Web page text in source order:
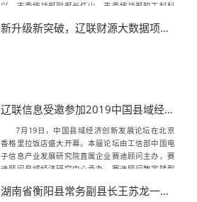
兴，市委统战部副部长任山，市委统战部知工科科
宋恩军，市新联会常务副会长王春菲，辽联信...新升级新突破，辽联财源大数据项目与盘锦市兴隆台区正式签约
辽联信息受邀参加2019中国县域经济创新发展论坛，曹玉学董事长出席高端对话访谈
7月19日，中国县域经济创新发展论坛在北京
香格里拉饭店盛大开幕。本届论坛由工信部中国电
子信息产业发展研究院直属企业赛迪顾问主办，赛
迪顾问县域经济研究中心承办，赛迪顾问数字转型
焦“县域经济高质量发展新方略”主题，发...
湖南省衡阳县常务副县长王苏龙一行莅临辽联集团考察财源大数据项目